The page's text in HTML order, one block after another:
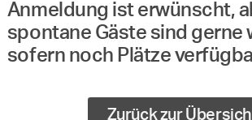
Anmeldung ist erwünscht,
spontane Gäste sind gerne
sofern noch Plätze
Zurück zur